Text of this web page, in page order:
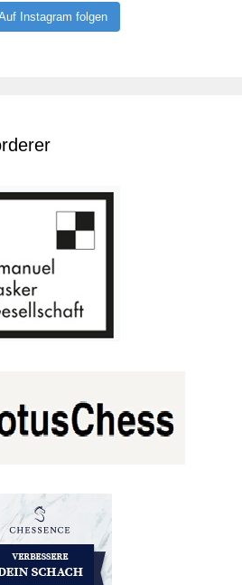
Instagram folgen